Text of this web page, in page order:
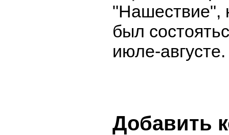
"Нашествие",
был
июле-августе.
Добавить